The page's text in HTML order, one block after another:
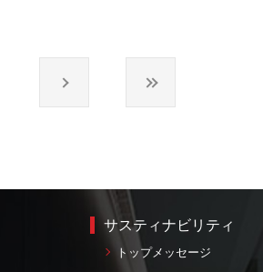
サスティナビリティ
トップメッセージ